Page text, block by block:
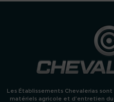
Les Établissements Chevalerias
matériels agricole et d’entretien